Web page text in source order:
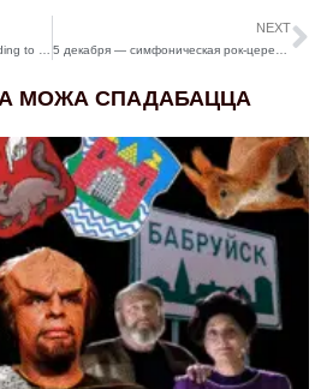
NEXT
МОЖА СПАДАБАЦЦА